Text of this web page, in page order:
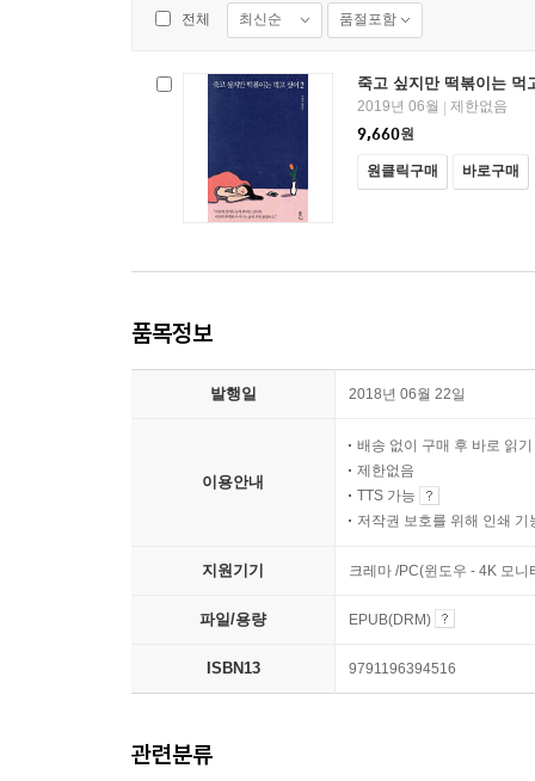
전체 최신순 품절포함
죽고 싶지만 떡볶이는 먹
2019년 06월
제한없음
9,660원
원클릭구매 바로구매
품목정보
발행일 2018년 06월 22일
이용안내
배송 없이 구매 후 바로 읽기
제한없음
TTS 가능
저작권 보호를 위해 인쇄 기
지원기기 크레마 /PC(윈도우 - 4K 모
파일/용량 EPUB(DRM)
ISBN13 9791196394516
관련분류